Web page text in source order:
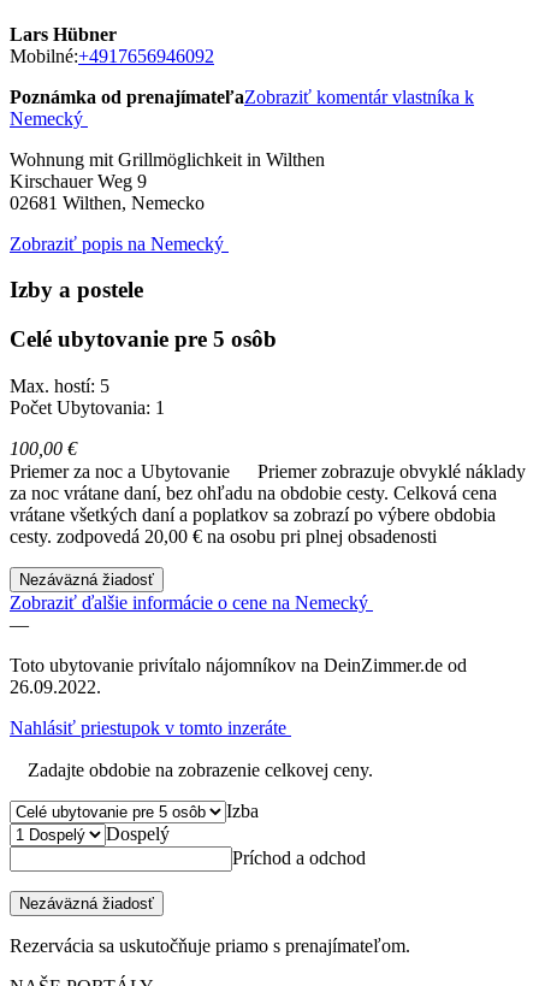
Lars Hübner
Mobilné:+4917656946092
Poznámka od prenajímateľaZobraziť komentár vlastníka k
Nemecký
Wohnung mit Grillmöglichkeit in Wilthen
Kirschauer Weg 9
02681 Wilthen, Nemecko
Zobraziť popis na Nemecký
Izby a postele
Celé ubytovanie pre 5 osôb
Max. hostí: 5
Počet Ubytovania: 1
100,00 €
Priemer za noc a Ubytovanie
Priemer zobrazuje obvyklé náklady
za noc vrátane daní, bez ohľadu na obdobie cesty. Celková cena
vrátane všetkých daní a poplatkov sa zobrazí po výbere obdobia
cesty. zodpovedá 20,00 € na osobu pri plnej obsadenosti
Nezáväzná žiadosť
Zobraziť ďalšie informácie o cene na Nemecký
—
Toto ubytovanie privítalo nájomníkov na DeinZimmer.de od
26.09.2022.
Nahlásiť priestupok v tomto inzeráte
Zadajte obdobie na zobrazenie celkovej ceny.
Izba
Dospelý
Príchod a odchod
Nezáväzná žiadosť
Rezervácia sa uskutočňuje priamo s prenajímateľom.